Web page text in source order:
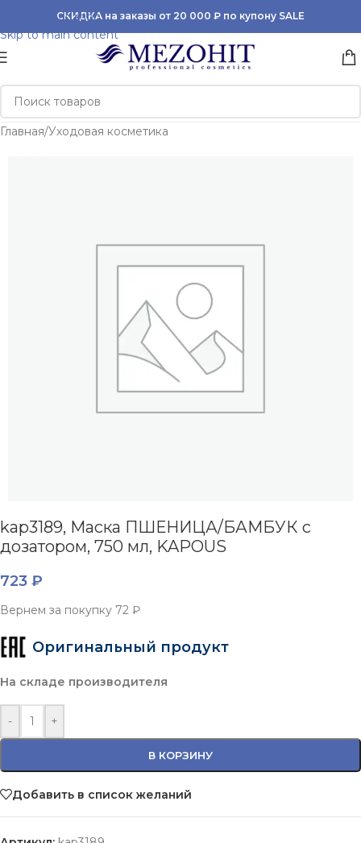
Skip to navigation
Skip to main content
СКИДКА на заказы от 20 000 ₽ по купону SALE
Главная/Уходовая косметика
kap3189, Маска ПШЕНИЦА/БАМБУК с
дозатором, 750 мл, KAPOUS
723 ₽
Вернем за покупку 72 ₽
Оригинальный продукт
На складе производителя
- +
В КОРЗИНУ
Добавить в список желаний